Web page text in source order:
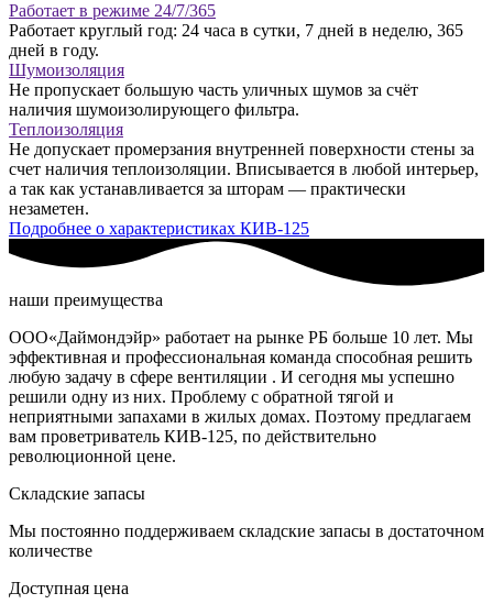
Работает в режиме 24/7/365
Работает круглый год: 24 часа в сутки, 7 дней в неделю, 365
дней в году.
Шумоизоляция
Не пропускает большую часть уличных шумов за счёт
наличия шумоизолирующего фильтра.
Теплоизоляция
Не допускает промерзания внутренней поверхности стены за
счет наличия теплоизоляции. Вписывается в любой интерьер,
а так как устанавливается за шторам — практически
незаметен.
Подробнее о характеристиках КИВ-125
наши преимущества
ООО«Даймондэйр» работает на рынке РБ больше 10 лет. Мы
эффективная и профессиональная команда способная решить
любую задачу в сфере вентиляции . И сегодня мы успешно
решили одну из них. Проблему с обратной тягой и
неприятными запахами в жилых домах. Поэтому предлагаем
вам проветриватель КИВ-125, по действительно
революционной цене.
Складские запасы
Мы постоянно поддерживаем складские запасы в достаточном
количестве
Доступная цена